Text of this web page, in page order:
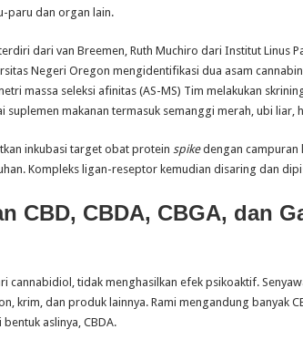
paru dan organ lain.
dari van Breemen, Ruth Muchiro dari Institut Linus
Negeri Oregon mengidentifikasi dua asam
massa seleksi afinitas (AS-MS) Tim melakukan
suplemen makanan termasuk semanggi merah, ubi liar,
inkubasi target obat protein spikedengan campuran
Kompleks ligan-reseptor kemudian disaring dan
CBD, CBDA, CBGA, dan
cannabidiol, tidak menghasilkan efek psikoaktif.
krim, dan produk lainnya. Rami mengandung banyak
aslinya, CBDA.